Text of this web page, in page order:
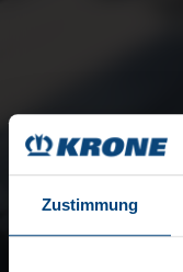
Zustimmung